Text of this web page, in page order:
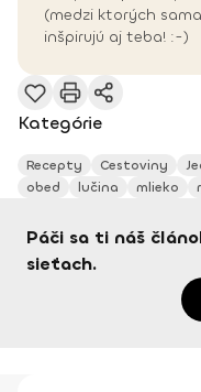
(medzi ktorých
inšpirujú aj teba! :-)
Kategórie
Recepty Cestoviny
obed
lučina mlieko
Páči sa ti náš
sieťach.